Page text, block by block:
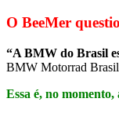
O BeeMer
“A BMW do Brasil
BMW Motorrad Brasil
Essa é, no